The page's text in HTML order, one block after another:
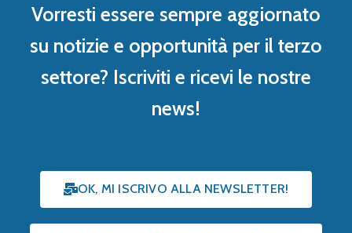
Vorresti essere sempre aggiornato
su notizie e opportunità per il terzo
settore? Iscriviti e ricevi le nostre
news!
OK, MI ISCRIVO ALLA NEWSLETTER!